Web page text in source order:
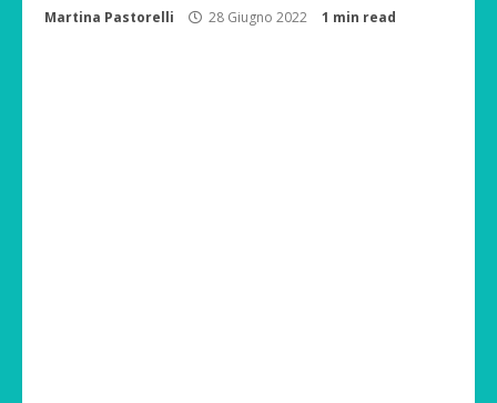
Martina Pastorelli 28 Giugno 2022 1 min read